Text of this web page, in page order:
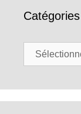
Catégories
Catégories